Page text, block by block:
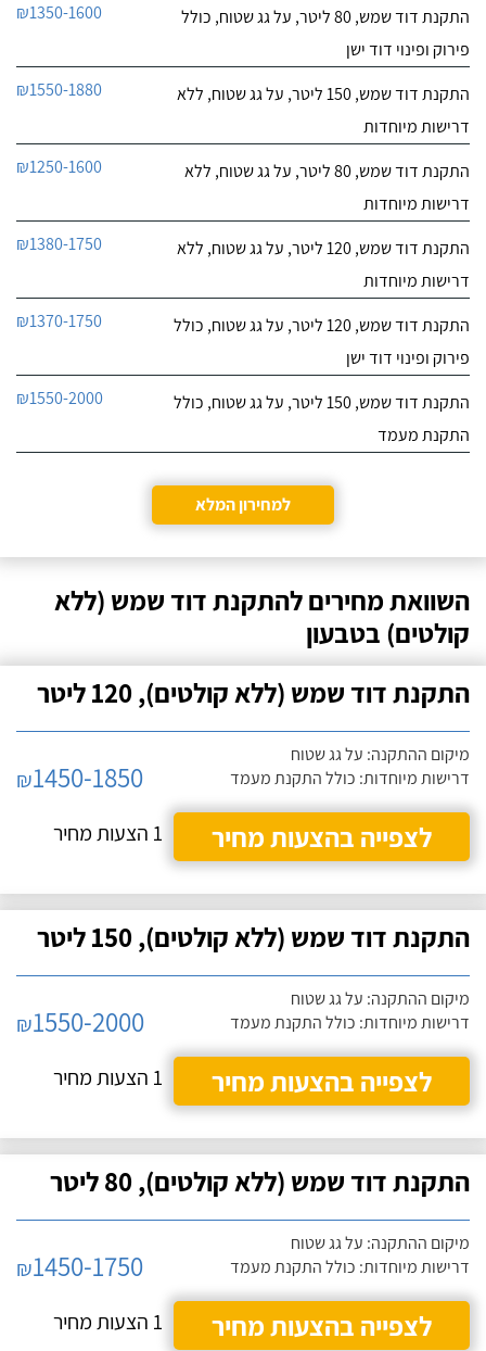
התקנת דוד שמש, 80 ליטר, על גג שטוח, כולל
פירוק ופינוי דוד ישן
₪1350-1600
התקנת דוד שמש, 150 ליטר, על גג שטוח, ללא
דרישות מיוחדות
₪1550-1880
התקנת דוד שמש, 80 ליטר, על גג שטוח, ללא
דרישות מיוחדות
₪1250-1600
התקנת דוד שמש, 120 ליטר, על גג שטוח, ללא
דרישות מיוחדות
₪1380-1750
התקנת דוד שמש, 120 ליטר, על גג שטוח, כולל
פירוק ופינוי דוד ישן
₪1370-1750
התקנת דוד שמש, 150 ליטר, על גג שטוח, כולל
התקנת מעמד
₪1550-2000
למחירון המלא
השוואת מחירים להתקנת דוד שמש (ללא
קולטים) בטבעון
התקנת דוד שמש (ללא קולטים), 120 ליטר
מיקום ההתקנה: על גג שטוח
דרישות מיוחדות: כולל התקנת מעמד
₪1450-1850
לצפייה בהצעות מחיר
1 הצעות מחיר
התקנת דוד שמש (ללא קולטים), 150 ליטר
מיקום ההתקנה: על גג שטוח
דרישות מיוחדות: כולל התקנת מעמד
₪1550-2000
לצפייה בהצעות מחיר
1 הצעות מחיר
התקנת דוד שמש (ללא קולטים), 80 ליטר
מיקום ההתקנה: על גג שטוח
דרישות מיוחדות: כולל התקנת מעמד
₪1450-1750
לצפייה בהצעות מחיר
1 הצעות מחיר